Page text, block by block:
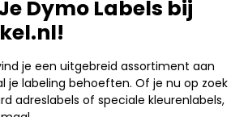
Dymo Labels bij
je een uitgebreid assortiment aan
je labeling behoeften. Of je nu op zoek
adreslabels of speciale kleurenlabels,